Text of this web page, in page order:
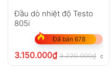
liệu
Thiết kế cầm
Không cần tiếp
đo nhiệt độ cao
Đầu dò nhiệt độ Testo
805i
Đã bán 678
3.150.000₫ 3.220.000₫ chưa